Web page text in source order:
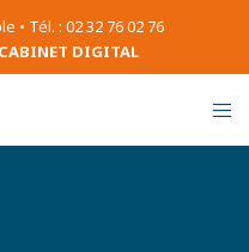
• Tél. : 02 32 76 02 76
DIGITAL